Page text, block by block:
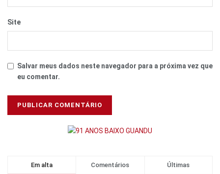
Site
Salvar meus dados neste navegador para a próxima vez que
eu comentar.
Em alta Comentários Últimas